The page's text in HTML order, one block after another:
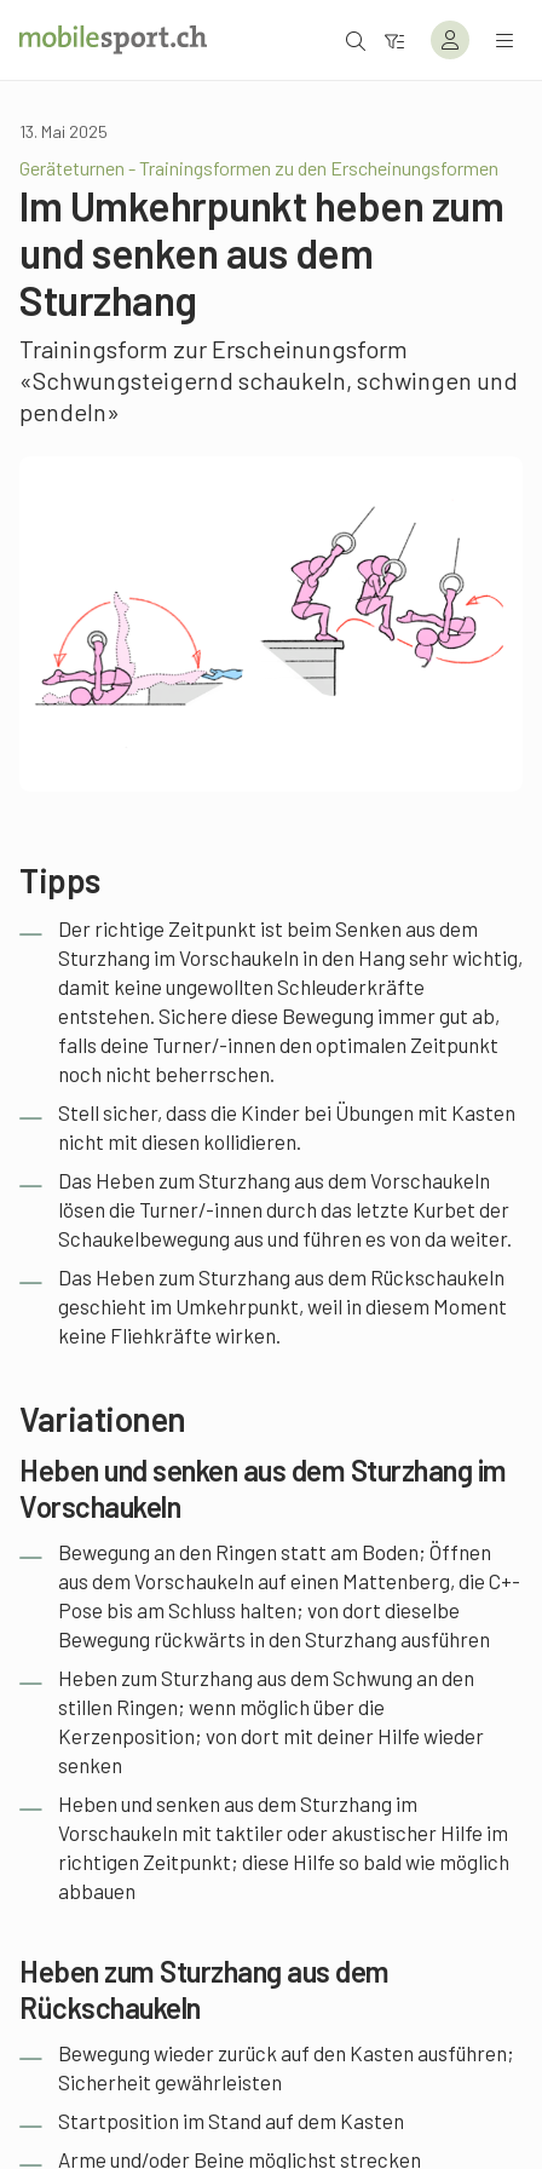
13. Mai 2025
Geräteturnen - Trainingsformen zu den Erscheinungsformen
Im Umkehrpunkt heben zum
und senken aus dem
Sturzhang
Trainingsform zur Erscheinungsform
«Schwungsteigernd schaukeln, schwingen und
pendeln»
Tipps
Der richtige Zeitpunkt ist beim Senken aus dem
Sturzhang im Vorschaukeln in den Hang sehr wichtig,
damit keine ungewollten Schleuderkräfte
entstehen. Sichere diese Bewegung immer gut ab,
falls deine Turner/-innen den optimalen Zeitpunkt
noch nicht beherrschen.
Stell sicher, dass die Kinder bei Übungen mit Kasten
nicht mit diesen kollidieren.
Das Heben zum Sturzhang aus dem Vorschaukeln
lösen die Turner/-innen durch das letzte Kurbet der
Schaukelbewegung aus und führen es von da weiter.
Das Heben zum Sturzhang aus dem Rückschaukeln
geschieht im Umkehrpunkt, weil in diesem Moment
keine Fliehkräfte wirken.
Variationen
Heben und senken aus dem Sturzhang im
Vorschaukeln
Bewegung an den Ringen statt am Boden; Öffnen
aus dem Vorschaukeln auf einen Mattenberg, die C+-
Pose bis am Schluss halten; von dort dieselbe
Bewegung rückwärts in den Sturzhang ausführen
Heben zum Sturzhang aus dem Schwung an den
stillen Ringen; wenn möglich über die
Kerzenposition; von dort mit deiner Hilfe wieder
senken
Heben und senken aus dem Sturzhang im
Vorschaukeln mit taktiler oder akustischer Hilfe im
richtigen Zeitpunkt; diese Hilfe so bald wie möglich
abbauen
Heben zum Sturzhang aus dem
Rückschaukeln
Bewegung wieder zurück auf den Kasten ausführen;
Sicherheit gewährleisten
Startposition im Stand auf dem Kasten
Arme und/oder Beine möglichst strecken